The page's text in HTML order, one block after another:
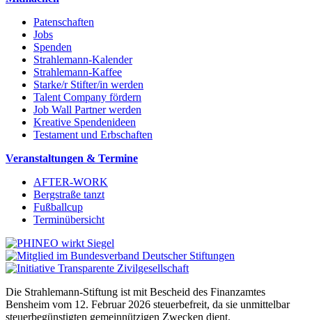
Patenschaften
Jobs
Spenden
Strahlemann-Kalender
Strahlemann-Kaffee
Starke/r Stifter/in werden
Talent Company fördern
Job Wall Partner werden
Kreative Spendenideen
Testament und Erbschaften
Veranstaltungen & Termine
AFTER-WORK
Bergstraße tanzt
Fußballcup
Terminübersicht
Die Strahlemann-Stiftung ist mit Bescheid des Finanzamtes
Bensheim vom 12. Februar 2026 steuerbefreit, da sie unmittelbar
steuerbegünstigten gemeinnützigen Zwecken dient.